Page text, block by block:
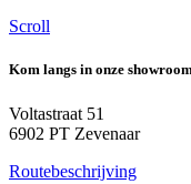
Scroll
Kom langs in onze
Voltastraat 51
6902 PT Zevenaar
Routebeschrijving